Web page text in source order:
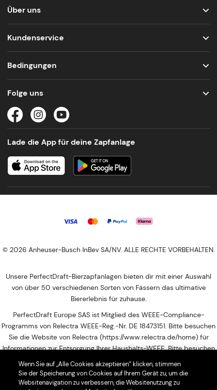
Über uns
Kundenservice
Bedingungen
Folge uns
Lade die App für deine Zapfanlage
© 2026 Anheuser-Busch InBev SA/NV. ALLE RECHTE VORBEHALTEN.
Unsere PerfectDraft-Bierzapfanlagen bieten dir mit einer Auswahl
von über 50 verschiedenen Sorten von Fässern das ultimative
Biererlebnis für zuhause.
PerfectDraft Europe SAS ist Mitglied des WEEE-Compliance-
Programms von Relectra WEEE-Reg.-Nr. DE 18473151. Bitte besuchen
Sie die Website von Relectra (https://www.relectra.de/home) für
Informationen zur Entsorgung Ihrer Haushalts-WEEE. Bitte besuchen
Sie diese Website, um die nächstgelegene Abgabestelle für Ihren
Elektroschrott zu finden: https://entsorgungsstellen.e-schrott-
entsorgen.org
Wenn Sie auf „Alle Cookies akzeptieren“ klicken, stimmen
Sie der Speicherung von Cookies auf Ihrem Gerät zu, um die
Websitenavigation zu verbessern, die Websitenutzung zu